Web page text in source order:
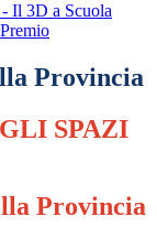
Il 3D a Scuola
Provincia
SPAZI
Provincia